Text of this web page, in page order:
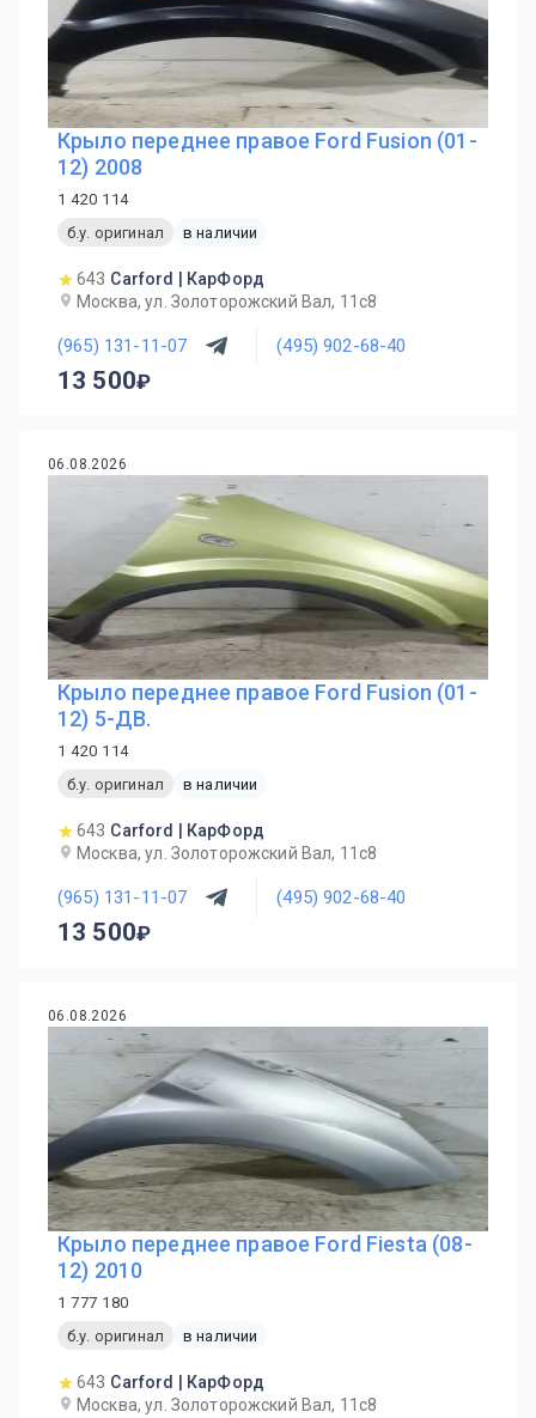
Крыло переднее правое Ford Fusion (01-
12) 2008
1 420 114
б.у. оригинал
в наличии
643 Carford | КарФорд
Москва, ул. Золоторожский Вал, 11с8
(965) 131-11-07 (495) 902-68-40
13 500
06.08.2026
Крыло переднее правое Ford Fusion (01-
12) 5-ДВ.
1 420 114
б.у. оригинал
в наличии
643 Carford | КарФорд
Москва, ул. Золоторожский Вал, 11с8
(965) 131-11-07 (495) 902-68-40
13 500
06.08.2026
Крыло переднее правое Ford Fiesta (08-
12) 2010
1 777 180
б.у. оригинал
в наличии
643 Carford | КарФорд
Москва, ул. Золоторожский Вал, 11с8